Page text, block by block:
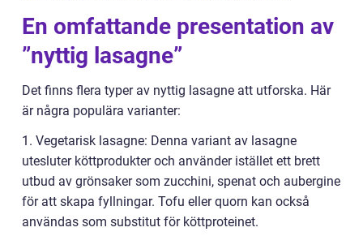
En omfattande presentation av
”nyttig lasagne”
Det finns flera typer av nyttig lasagne att utforska. Här
är några populära varianter:
1. Vegetarisk lasagne: Denna variant av lasagne
utesluter köttprodukter och använder istället ett brett
utbud av grönsaker som zucchini, spenat och aubergine
för att skapa fyllningar. Tofu eller quorn kan också
användas som substitut för köttproteinet.